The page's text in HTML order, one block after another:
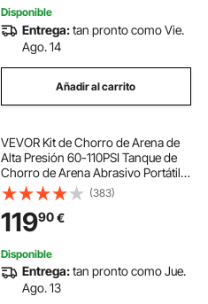
Disponible
Entrega:tan pronto como Vie.
Ago. 14
Añadir al carrito
VEVOR Kit de Chorro de Arena de
Alta Presión 60-110PSI Tanque de
Chorro de Arena Abrasivo Portátil
18,92L con 4 Boquillas de Cerámica
y Separador de Agua y Aceite para
Eliminar Pintura, Manchas, Óxido
(383)
11990€
Disponible
Entrega:tan pronto como Jue.
Ago. 13